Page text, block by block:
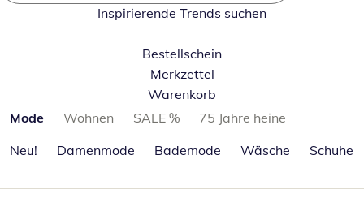
Inspirierende Trends suchen
Bestellschein
Merkzettel
Warenkorb
Produktkategorien überspringen
Mode Wohnen SALE %
75 Jahre heine
Neu!
Damenmode Bademode Wäsche Schuhe